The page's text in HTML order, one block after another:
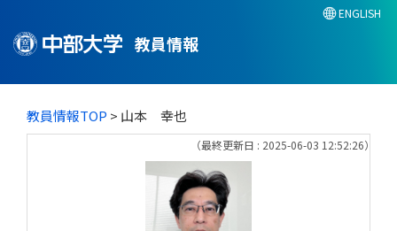
教員情報
ENGLISH
教員情報TOP > 山本 幸也
（最終更新日 : 2025-06-03 12:52:26）